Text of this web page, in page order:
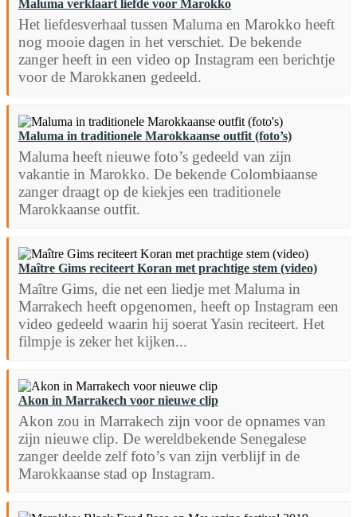
Maluma verklaart liefde voor Marokko
Het liefdesverhaal tussen Maluma en Marokko heeft
nog mooie dagen in het verschiet. De bekende
zanger heeft in een video op Instagram een berichtje
voor de Marokkanen gedeeld.
Maluma in traditionele Marokkaanse outfit (foto’s)
Maluma heeft nieuwe foto’s gedeeld van zijn
vakantie in Marokko. De bekende Colombiaanse
zanger draagt op de kiekjes een traditionele
Marokkaanse outfit.
Maître Gims reciteert Koran met prachtige stem (video)
Maître Gims, die net een liedje met Maluma in
Marrakech heeft opgenomen, heeft op Instagram een
video gedeeld waarin hij soerat Yasin reciteert. Het
filmpje is zeker het kijken...
Akon in Marrakech voor nieuwe clip
Akon zou in Marrakech zijn voor de opnames van
zijn nieuwe clip. De wereldbekende Senegalese
zanger deelde zelf foto’s van zijn verblijf in de
Marokkaanse stad op Instagram.